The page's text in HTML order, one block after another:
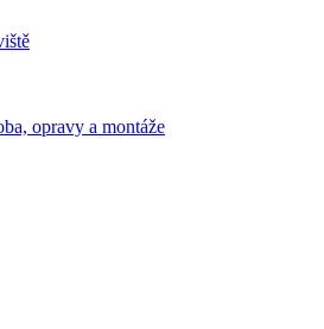
opravy a montáže